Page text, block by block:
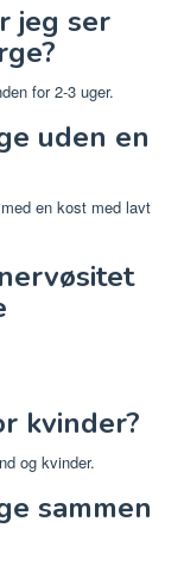
jeg ser
for 2-3 uger.
uden en
en kost med lavt
kvinder?
og kvinder.
sammen